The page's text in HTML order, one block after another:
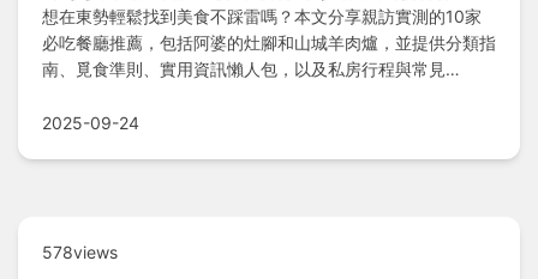
想在東勢輕鬆找到美食不踩雷嗎？本文分享親訪實測的10家
必吃餐廳推薦，包括阿婆的灶腳和山城羊肉爐，並提供分類指
南、覓食準則、實用資訊懶人包，以及私房行程與常見
2025-09-24
578views